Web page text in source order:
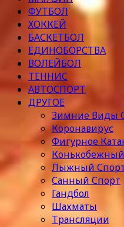
ФУТБОЛ
ХОККЕЙ
БАСКЕТБОЛ
ЕДИНОБОРСТВА
ВОЛЕЙБОЛ
ТЕННИС
АВТОСПОРТ
ДРУГОЕ
Зимние Виды
Коронавирус
Фигурное
Лыжный
Санный Спорт
Гандбол
Шахматы
Трансляции